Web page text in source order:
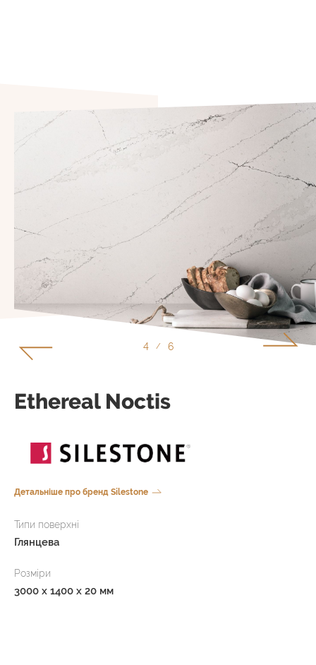
5 / 6
Ethereal Noctis
Детальніше про бренд Silestone
Типи поверхні
Глянцева
Розміри
3000 x 1400 x 20 мм